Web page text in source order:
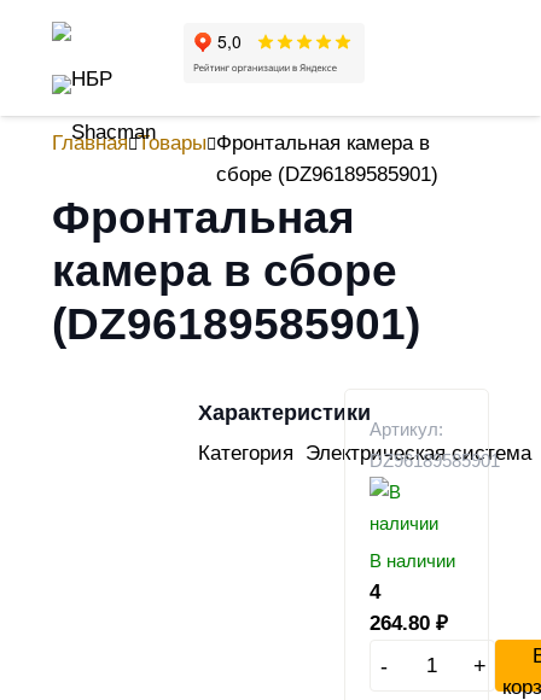
Главная Товары Фронтальная камера в
сборе (DZ96189585901)
Фронтальная
камера в сборе
(DZ96189585901)
Характеристики
Категория Электрическая система
Артикул:
DZ96189585901
В наличии
4
264.80 ₽
- +